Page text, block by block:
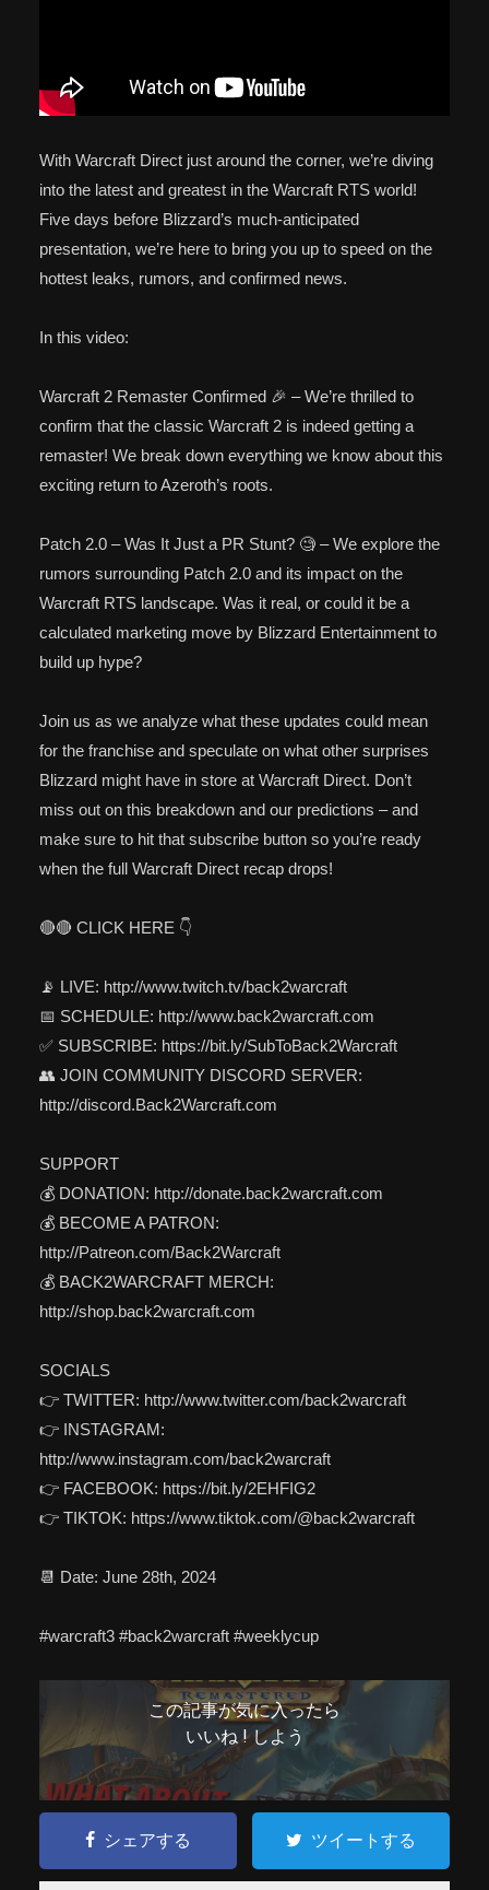
With Warcraft Direct just around the corner, we’re diving
into the latest and greatest in the Warcraft RTS world!
Five days before Blizzard’s much-anticipated
presentation, we’re here to bring you up to speed on the
hottest leaks, rumors, and confirmed news.
In this video:
Warcraft 2 Remaster Confirmed 🎉 – We’re thrilled to
confirm that the classic Warcraft 2 is indeed getting a
remaster! We break down everything we know about this
exciting return to Azeroth’s roots.
Patch 2.0 – Was It Just a PR Stunt? 🧐 – We explore the
rumors surrounding Patch 2.0 and its impact on the
Warcraft RTS landscape. Was it real, or could it be a
calculated marketing move by Blizzard Entertainment to
build up hype?
Join us as we analyze what these updates could mean
for the franchise and speculate on what other surprises
Blizzard might have in store at Warcraft Direct. Don’t
miss out on this breakdown and our predictions – and
make sure to hit that subscribe button so you’re ready
when the full Warcraft Direct recap drops!
🔴🔴 CLICK HERE 👇
📡 LIVE: http://www.twitch.tv/back2warcraft
📅 SCHEDULE: http://www.back2warcraft.com
✅ SUBSCRIBE: https://bit.ly/SubToBack2Warcraft
👥 JOIN COMMUNITY DISCORD SERVER:
http://discord.Back2Warcraft.com
SUPPORT
💰 DONATION: http://donate.back2warcraft.com
💰 BECOME A PATRON:
http://Patreon.com/Back2Warcraft
💰 BACK2WARCRAFT MERCH:
http://shop.back2warcraft.com
SOCIALS
👉 TWITTER: http://www.twitter.com/back2warcraft
👉 INSTAGRAM:
http://www.instagram.com/back2warcraft
👉 FACEBOOK: https://bit.ly/2EHFIG2
👉 TIKTOK: https://www.tiktok.com/@back2warcraft
📆 Date: June 28th, 2024
#warcraft3 #back2warcraft #weeklycup
この記事が気に入ったら
いいね ! しよう
シェアする ツイートする